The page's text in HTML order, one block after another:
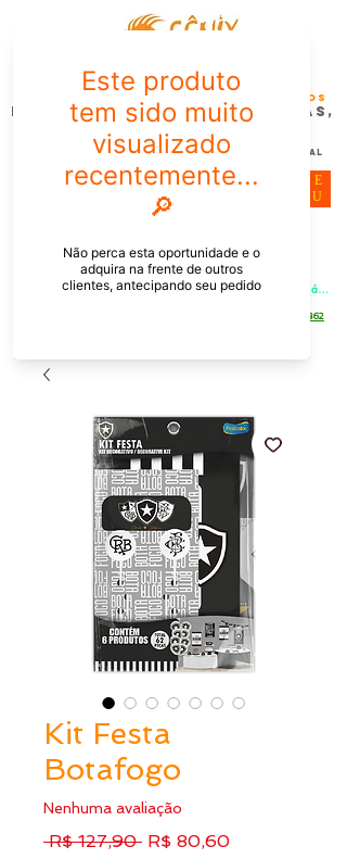
FÊNIX DESIGN STUDIO | Design
Gráfico| Desenvolvimento de Produtos
Personalizados para Pessoas,
Empresas e EventoS
Lembrancinhas, Brindes promocionais,
Decoração, Presentes e Comunicação Visual
PEDIDOS PELO CHAT OU WHATSAPP: Informe os produtos,
quantidade e o CEP ou endereço de entrega e receba um link já
ME
NU
[21] 9 6546 4862
Kit Festa
Botafogo
Nenhuma avaliação
R$ 127,90 Preço
R$ 80,60Preço